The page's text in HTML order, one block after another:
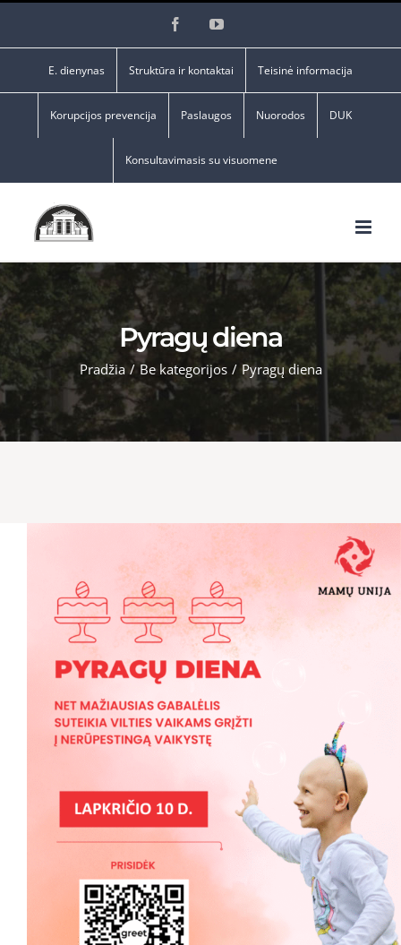
FacebookYouTube
E. dienynas Struktūra ir kontaktai Teisinė informacija
Korupcijos prevencija Paslaugos Nuorodos DUK
Konsultavimasis su visuomene
Pyragų diena
Pradžia / Be kategorijos / Pyragų diena